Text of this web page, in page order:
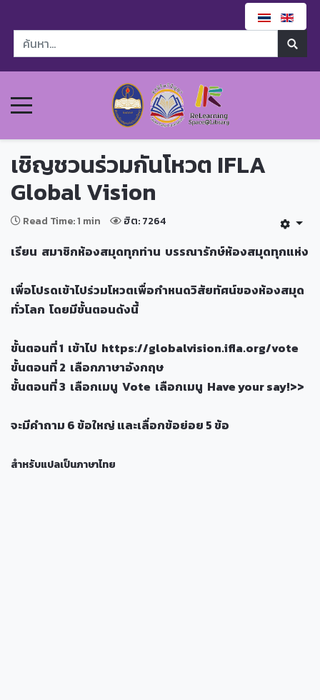
เชิญชวนร่วมกันโหวต IFLA
Global Vision
Read Time: 1 min ฮิต: 7264
เรียน สมาชิกห้องสมุดทุกท่าน บรรณารักษ์ห้องสมุดทุกแห่ง
เพื่อโปรดเข้าไปร่วมโหวตเพื่อกำหนดวิสัยทัศน์ของห้องสมุด
ทั่วโลก โดยมีขั้นตอนดังนี้
ขั้นตอนที่ 1 เข้าไป https://globalvision.ifla.org/vote
ขั้นตอนที่ 2 เลือกภาษาอังกฤษ
ขั้นตอนที่ 3 เลือกเมนู Vote เลือกเมนู Have your say!>>
จะมีคำถาม 6 ข้อใหญ่ และเลื่อกข้อย่อย 5 ข้อ
สำหรับแปลเป็นภาษาไทย